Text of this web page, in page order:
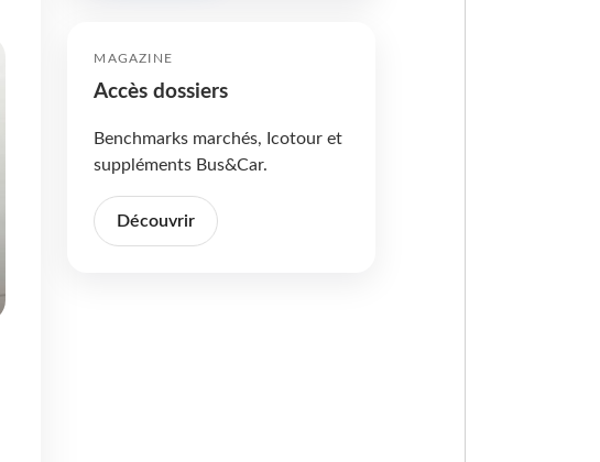
MAGAZINE
Accès dossiers
Benchmarks marchés, Icotour et
suppléments Bus&Car.
Découvrir